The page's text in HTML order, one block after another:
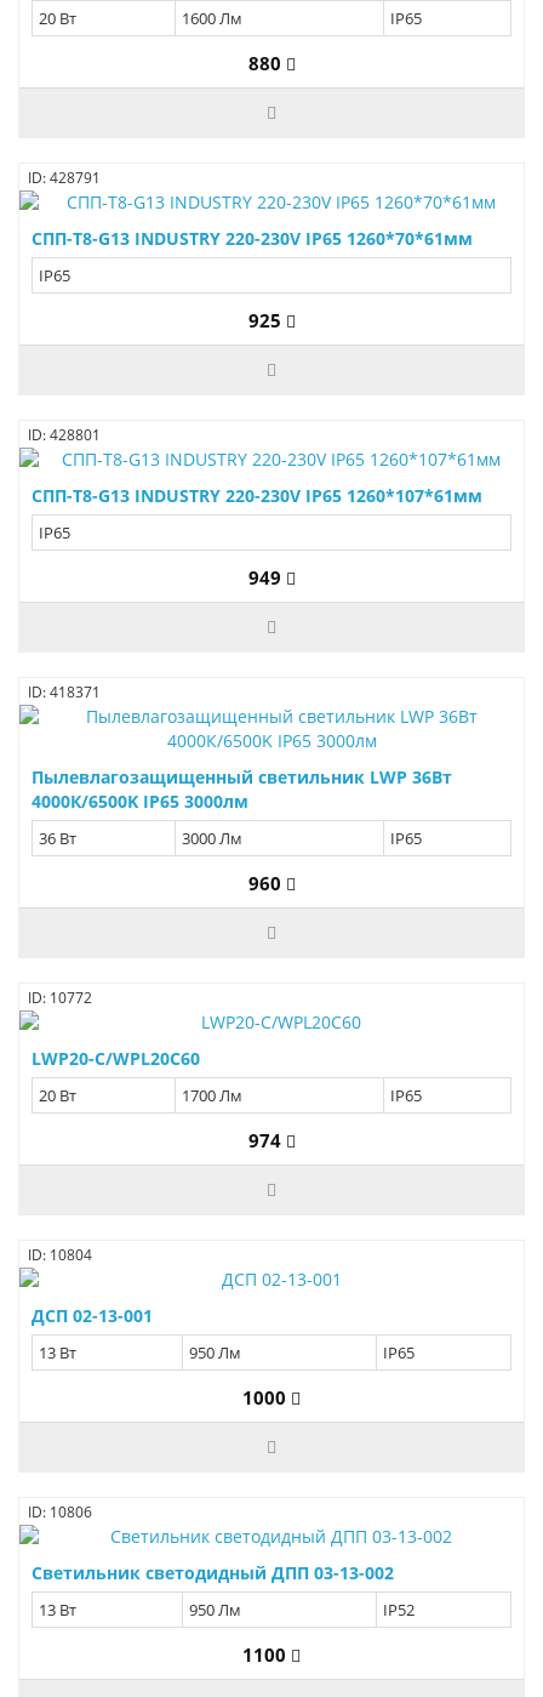
20 Вт 1600 Лм IP65
880
ID: 428791
СПП-Т8-G13 INDUSTRY 220-230V IP65 1260*70*61мм
IP65
925
ID: 428801
СПП-Т8-G13 INDUSTRY 220-230V IP65 1260*107*61мм
IP65
949
ID: 418371
Пылевлагозащищенный светильник LWP 36Вт
4000К/6500K IP65 3000лм
36 Вт 3000 Лм IP65
960
ID: 10772
LWP20-С/WPL20С60
20 Вт 1700 Лм IP65
974
ID: 10804
ДСП 02-13-001
13 Вт 950 Лм IP65
1000
ID: 10806
Светильник светодидный ДПП 03-13-002
13 Вт 950 Лм IP52
1100